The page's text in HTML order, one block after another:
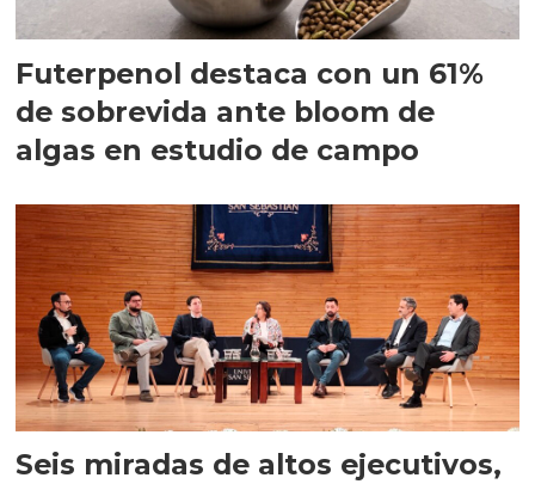
Futerpenol destaca con un 61%
de sobrevida ante bloom de
algas en estudio de campo
Seis miradas de altos ejecutivos,